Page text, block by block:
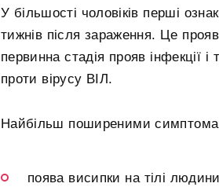
У більшості чоловіків перші
тижнів після зараження. Це
первинна стадія прояв інфекції
проти вірусу ВІЛ.
Найбільш поширеними
поява висипки на тілі